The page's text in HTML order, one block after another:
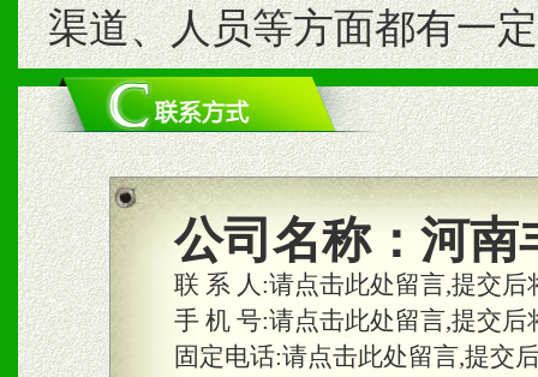
渠道、人员等方面都有一
公司名称： 河南
联 系 人:请点击此处留言,提交
手 机 号:请点击此处留言,提交
固定电话:请点击此处留言,提交